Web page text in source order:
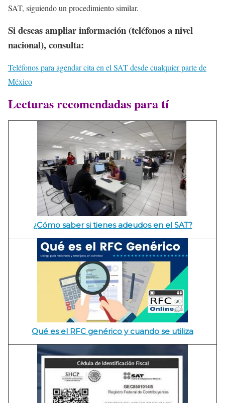
SAT, siguiendo un procedimiento similar.
Si deseas ampliar información (teléfonos a nivel
nacional), consulta:
Teléfonos para agendar cita en el SAT desde cualquier parte de
México
Lecturas recomendadas para tí
¿Cómo saber si tienes adeudos en el SAT?
Qué es el RFC genérico y cuando se utiliza